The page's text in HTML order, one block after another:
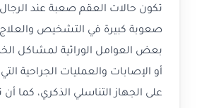
تكون حالات العقم صعبة عند الرجال
صعوبة كبيرة في التشخيص والعلاج،
بعض العوامل الوراثية لمشاكل
أو الإصابات والعمليات الجراحية
على الجهاز التناسلي الذكري، كما أن